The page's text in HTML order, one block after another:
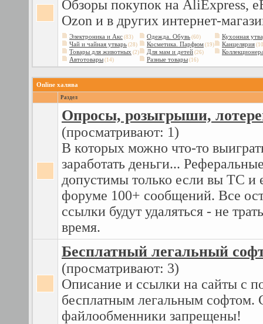
Обзоры покупок на AliExpress,
Ozon и в других интернет-
Электроника и Акс (83) Одежда. Обувь (60)
Кухонная
Чай и чайная утварь (28) Косметика. Парфюм (19) Канцелярия
Товары для животных (2) Для мам и детей (26)
Автотовары (14) Разные товары (16)
Online халява
Раздел
Опросы, розыгрыши,
(просматривают: 1)
В которых можно что-то
заработать деньги...
допустимы только если вы ТС и
форуме 100+ сообщений. Все
ссылки будут удаляться - не
время.
Бесплатный легальный
(просматривают: 3)
Описание и ссылки на сайты с
бесплатным легальным софтом.
файлообменники запрещены!